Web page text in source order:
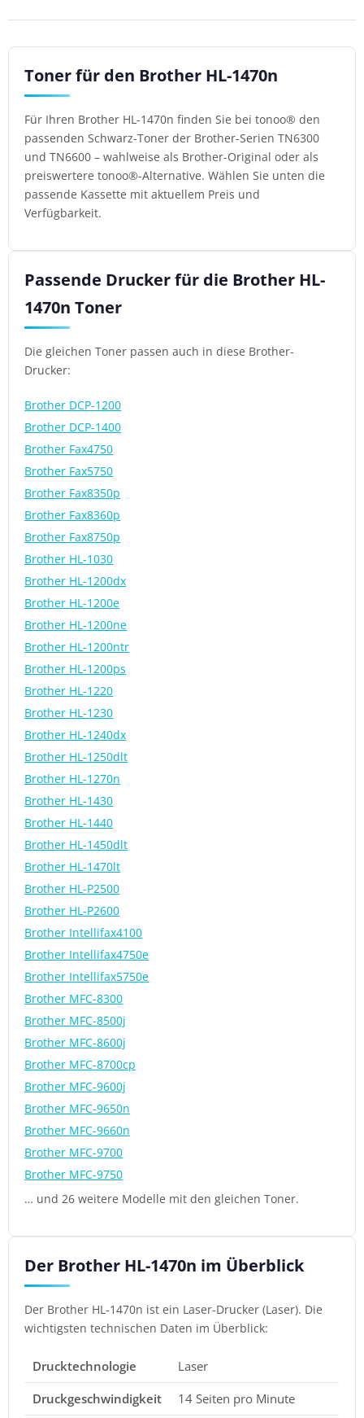
Toner für den Brother HL-1470n
Für Ihren Brother HL-1470n finden Sie bei tonoo® den
passenden Schwarz-Toner der Brother-Serien TN6300
und TN6600 – wahlweise als Brother-Original oder als
preiswertere tonoo®-Alternative. Wählen Sie unten die
passende Kassette mit aktuellem Preis und
Verfügbarkeit.
Passende Drucker für die Brother HL-
1470n Toner
Die gleichen Toner passen auch in diese Brother-
Drucker:
Brother DCP-1200
Brother DCP-1400
Brother Fax4750
Brother Fax5750
Brother Fax8350p
Brother Fax8360p
Brother Fax8750p
Brother HL-1030
Brother HL-1200dx
Brother HL-1200e
Brother HL-1200ne
Brother HL-1200ntr
Brother HL-1200ps
Brother HL-1220
Brother HL-1230
Brother HL-1240dx
Brother HL-1250dlt
Brother HL-1270n
Brother HL-1430
Brother HL-1440
Brother HL-1450dlt
Brother HL-1470lt
Brother HL-P2500
Brother HL-P2600
Brother Intellifax4100
Brother Intellifax4750e
Brother Intellifax5750e
Brother MFC-8300
Brother MFC-8500j
Brother MFC-8600j
Brother MFC-8700cp
Brother MFC-9600j
Brother MFC-9650n
Brother MFC-9660n
Brother MFC-9700
Brother MFC-9750
… und 26 weitere Modelle mit den gleichen Toner.
Der Brother HL-1470n im Überblick
Der Brother HL-1470n ist ein Laser-Drucker (Laser). Die
wichtigsten technischen Daten im Überblick:
Drucktechnologie
Laser
Druckgeschwindigkeit
14 Seiten pro Minute